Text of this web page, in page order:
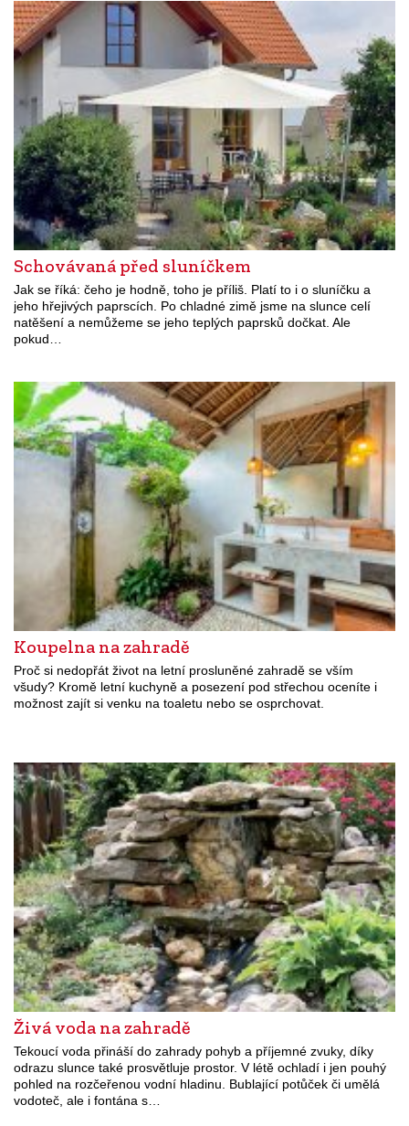
Schovávaná před sluníčkem
Jak se říká: čeho je hodně, toho je příliš. Platí to i o sluníčku a
jeho hřejivých paprscích. Po chladné zimě jsme na slunce celí
natěšení a nemůžeme se jeho teplých paprsků dočkat. Ale
pokud…
Koupelna na zahradě
Proč si nedopřát život na letní prosluněné zahradě se vším
všudy? Kromě letní kuchyně a posezení pod střechou oceníte i
možnost zajít si venku na toaletu nebo se osprchovat.
Živá voda na zahradě
Tekoucí voda přináší do zahrady pohyb a příjemné zvuky, díky
odrazu slunce také prosvětluje prostor. V létě ochladí i jen pouhý
pohled na rozčeřenou vodní hladinu. Bublající potůček či umělá
vodoteč, ale i fontána s…